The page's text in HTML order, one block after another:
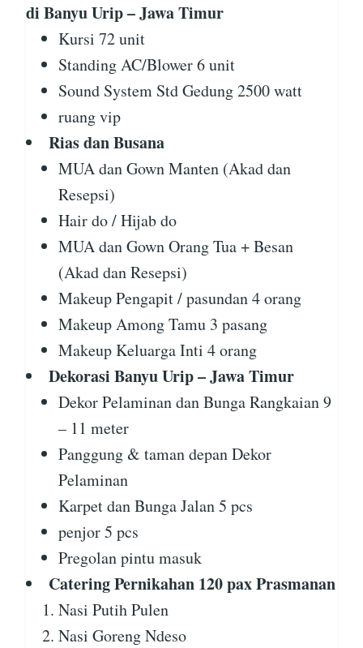
di Banyu Urip – Jawa Timur
Kursi 72 unit
Standing AC/Blower 6 unit
Sound System Std Gedung 2500 watt
ruang vip
Rias dan Busana
MUA dan Gown Manten (Akad dan
Resepsi)
Hair do / Hijab do
MUA dan Gown Orang Tua + Besan
(Akad dan Resepsi)
Makeup Pengapit / pasundan 4 orang
Makeup Among Tamu 3 pasang
Makeup Keluarga Inti 4 orang
Dekorasi Banyu Urip – Jawa Timur
Dekor Pelaminan dan Bunga Rangkaian 9
– 11 meter
Panggung & taman depan Dekor
Pelaminan
Karpet dan Bunga Jalan 5 pcs
penjor 5 pcs
Pregolan pintu masuk
Catering Pernikahan 120 pax Prasmanan
Nasi Putih Pulen
Nasi Goreng Ndeso